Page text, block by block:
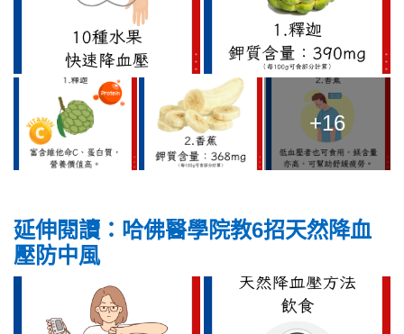
+16
延伸閱讀： 哈佛醫學院教6招天然降血
壓防中風